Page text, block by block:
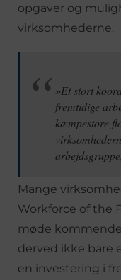
opgaver og
virksomhederne.
»Et stort
fremtidige
kæmpestore
Mange
Workforce of the
møde
derved ikke bare
en investering i